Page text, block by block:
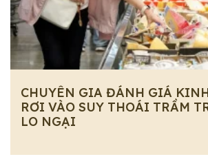
CHUYÊN GIA ĐÁNH GIÁ
RƠI VÀO SUY THOÁI TRẦM
LO NGẠI